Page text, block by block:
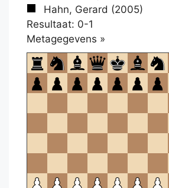
Hahn, Gerard (2005)
Resultaat: 0-1
Metagegevens »
om
te
openen.